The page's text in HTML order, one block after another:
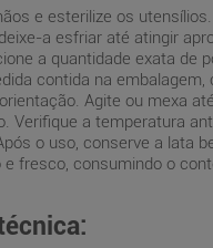
e esterilize os
a esfriar até atingir
a quantidade exata de
contida na embalagem,
Agite ou mexa
Verifique a temperatura
o uso, conserve a lata
e fresco, consumindo o